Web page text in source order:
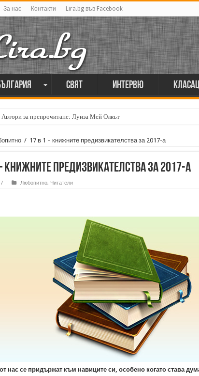
За нас Контакти Lira.bg във Facebook
Свят Интервю
Автори за препрочитане: Луиза Мей Олкът
/ 17 в 1 – книжните предизвикателства за 2017-а
книжните предизвикателства за 2017-а
Любопитно, Читатели
нас се придържат към навиците си, особено когато става